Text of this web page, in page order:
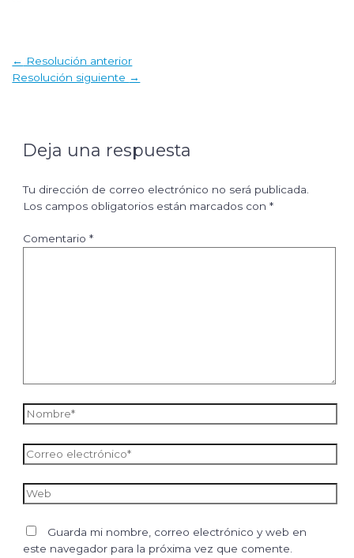
Navegación
de
← Resolución anterior
Resolución siguiente →
Deja una respuesta
Tu dirección de correo electrónico no será publicada.
Los campos obligatorios están marcados con*
Comentario*
Nombre*
Correo
electrónico*
Web
Guarda mi nombre, correo electrónico y web en
este navegador para la próxima vez que comente.